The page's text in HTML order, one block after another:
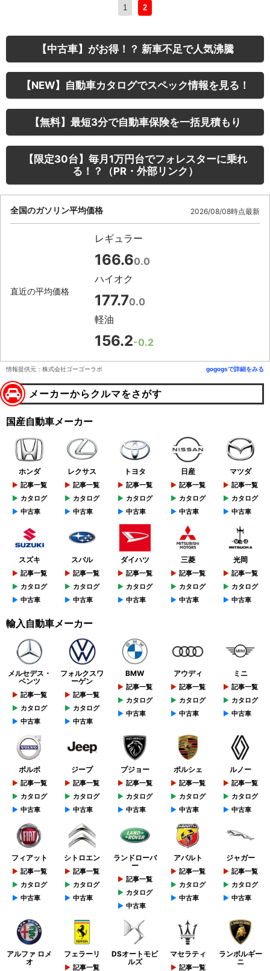
1 2
【中古車】がお得！？ 新車不足で人気沸騰
【NEW】自動車カタログでスペック情報を見る！
【無料】最短3分で自動車保険を一括見積もり
【限定30台】毎月1万円台でフォレスターに乗れ
る！？（PR・外部リンク）
全国のガソリン平均価格 2026/08/08時点最新
直近の平均価格
レギュラー
166.60.0
ハイオク
177.70.0
軽油
156.2-0.2
情報提供元：株式会社ゴーゴーラボ gogogsで詳細をみる
メーカーからクルマをさがす
国産自動車メーカー
ホンダ
記事一覧
カタログ
中古車
レクサス
記事一覧
カタログ
中古車
トヨタ
記事一覧
カタログ
中古車
日産
記事一覧
カタログ
中古車
マツダ
記事一覧
カタログ
中古車
スズキ
記事一覧
カタログ
中古車
スバル
記事一覧
カタログ
中古車
ダイハツ
記事一覧
カタログ
中古車
三菱
記事一覧
カタログ
中古車
光岡
記事一覧
カタログ
中古車
輸入自動車メーカー
メルセデス・
ベンツ
記事一覧
カタログ
中古車
フォルクスワ
ーゲン
記事一覧
カタログ
中古車
BMW
記事一覧
カタログ
中古車
アウディ
記事一覧
カタログ
中古車
ミニ
記事一覧
カタログ
中古車
ボルボ
記事一覧
カタログ
中古車
ジープ
記事一覧
カタログ
中古車
プジョー
記事一覧
カタログ
中古車
ポルシェ
記事一覧
カタログ
中古車
ルノー
記事一覧
カタログ
中古車
フィアット
記事一覧
カタログ
中古車
シトロエン
記事一覧
カタログ
中古車
ランドローバ
ー
記事一覧
カタログ
中古車
アバルト
記事一覧
カタログ
中古車
ジャガー
記事一覧
カタログ
中古車
アルファ ロメ
オ
フェラーリ
記事一覧
DSオートモビ
ルズ
マセラティ
記事一覧
ランボルギー
ニ